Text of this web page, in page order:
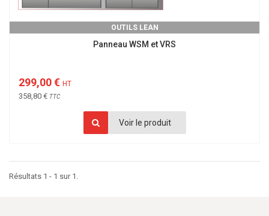
OUTILS LEAN
Panneau WSM et VRS
299,00 € HT
358,80 € TTC
Voir le produit
Résultats 1 - 1 sur 1.